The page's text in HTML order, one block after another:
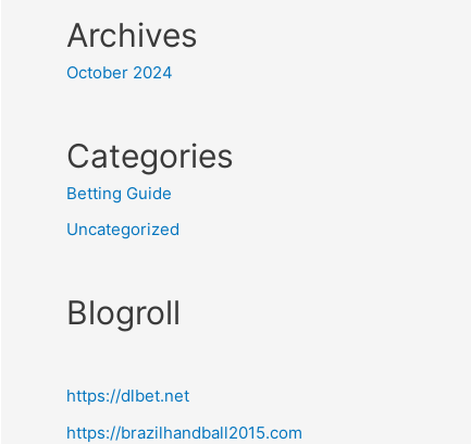
Archives
October 2024
Categories
Betting Guide
Uncategorized
Blogroll
https://dlbet.net
https://brazilhandball2015.com